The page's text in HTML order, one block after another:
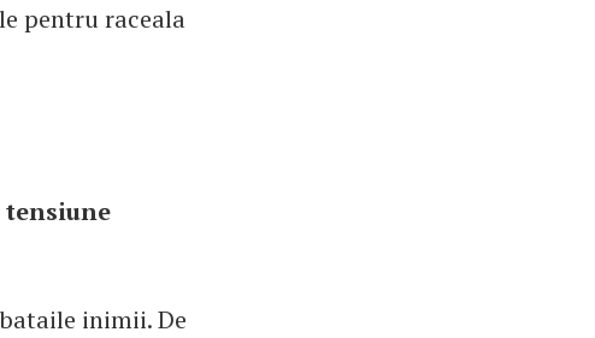
pentru raceala
tensiune
inimii. De